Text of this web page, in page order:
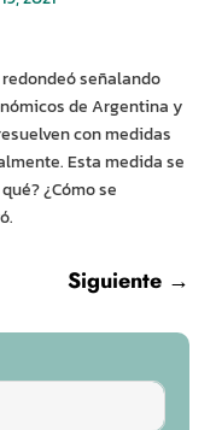
señalando
de Argentina y
con medidas
Esta medida se
¿Cómo se
Siguiente→